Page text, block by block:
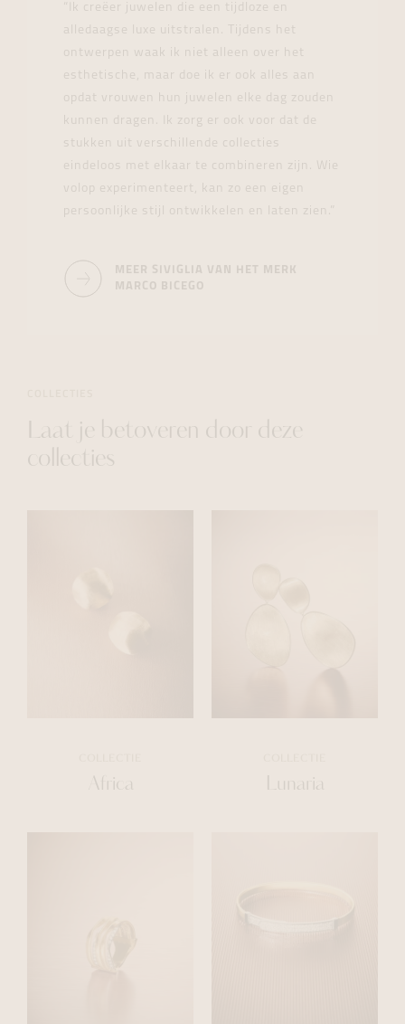
“Ik creëer juwelen die een tijdloze en
alledaagse luxe uitstralen. Tijdens het
ontwerpen waak ik niet alleen over het
esthetische, maar doe ik er ook alles aan
opdat vrouwen hun juwelen elke dag zouden
kunnen dragen. Ik zorg er ook voor dat de
stukken uit verschillende collecties
eindeloos met elkaar te combineren zijn. Wie
volop experimenteert, kan zo een eigen
persoonlijke stijl ontwikkelen en laten zien.”
MEER SIVIGLIA VAN HET MERK
MARCO BICEGO
Laat je betoveren door deze
collecties
Africa Lunaria